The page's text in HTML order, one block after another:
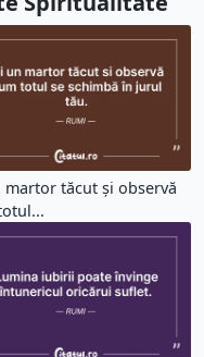
martor tăcut și observă